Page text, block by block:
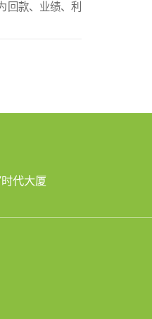
回款、业绩、利
代大厦